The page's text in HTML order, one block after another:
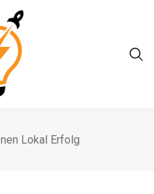
Lokal Erfolg